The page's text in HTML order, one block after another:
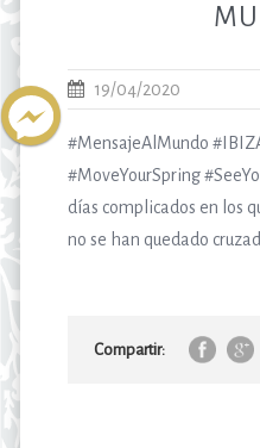
19/04/2020
#MensajeAlMundo
#MoveYourSpring
días complicados en los
no se han quedado
Compartir: